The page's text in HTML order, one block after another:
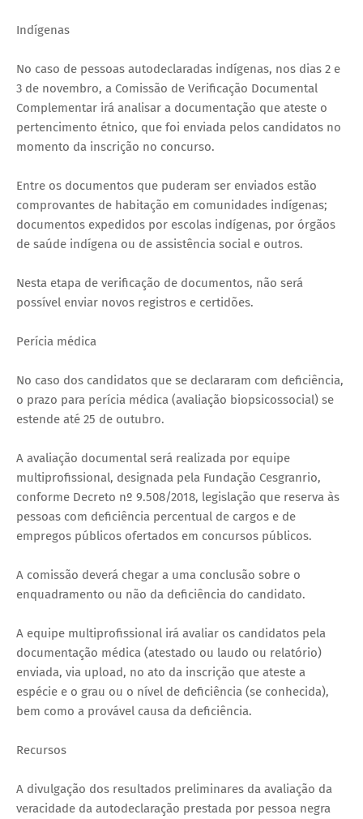
Indígenas
No caso de pessoas autodeclaradas indígenas, nos dias 2 e
3 de novembro, a Comissão de Verificação Documental
Complementar irá analisar a documentação que ateste o
pertencimento étnico, que foi enviada pelos candidatos no
momento da inscrição no concurso.
Entre os documentos que puderam ser enviados estão
comprovantes de habitação em comunidades indígenas;
documentos expedidos por escolas indígenas, por órgãos
de saúde indígena ou de assistência social e outros.
Nesta etapa de verificação de documentos, não será
possível enviar novos registros e certidões.
Perícia médica
No caso dos candidatos que se declararam com deficiência,
o prazo para perícia médica (avaliação biopsicossocial) se
estende até 25 de outubro.
A avaliação documental será realizada por equipe
multiprofissional, designada pela Fundação Cesgranrio,
conforme Decreto nº 9.508/2018, legislação que reserva às
pessoas com deficiência percentual de cargos e de
empregos públicos ofertados em concursos públicos.
A comissão deverá chegar a uma conclusão sobre o
enquadramento ou não da deficiência do candidato.
A equipe multiprofissional irá avaliar os candidatos pela
documentação médica (atestado ou laudo ou relatório)
enviada, via upload, no ato da inscrição que ateste a
espécie e o grau ou o nível de deficiência (se conhecida),
bem como a provável causa da deficiência.
Recursos
A divulgação dos resultados preliminares da avaliação da
veracidade da autodeclaração prestada por pessoa negra